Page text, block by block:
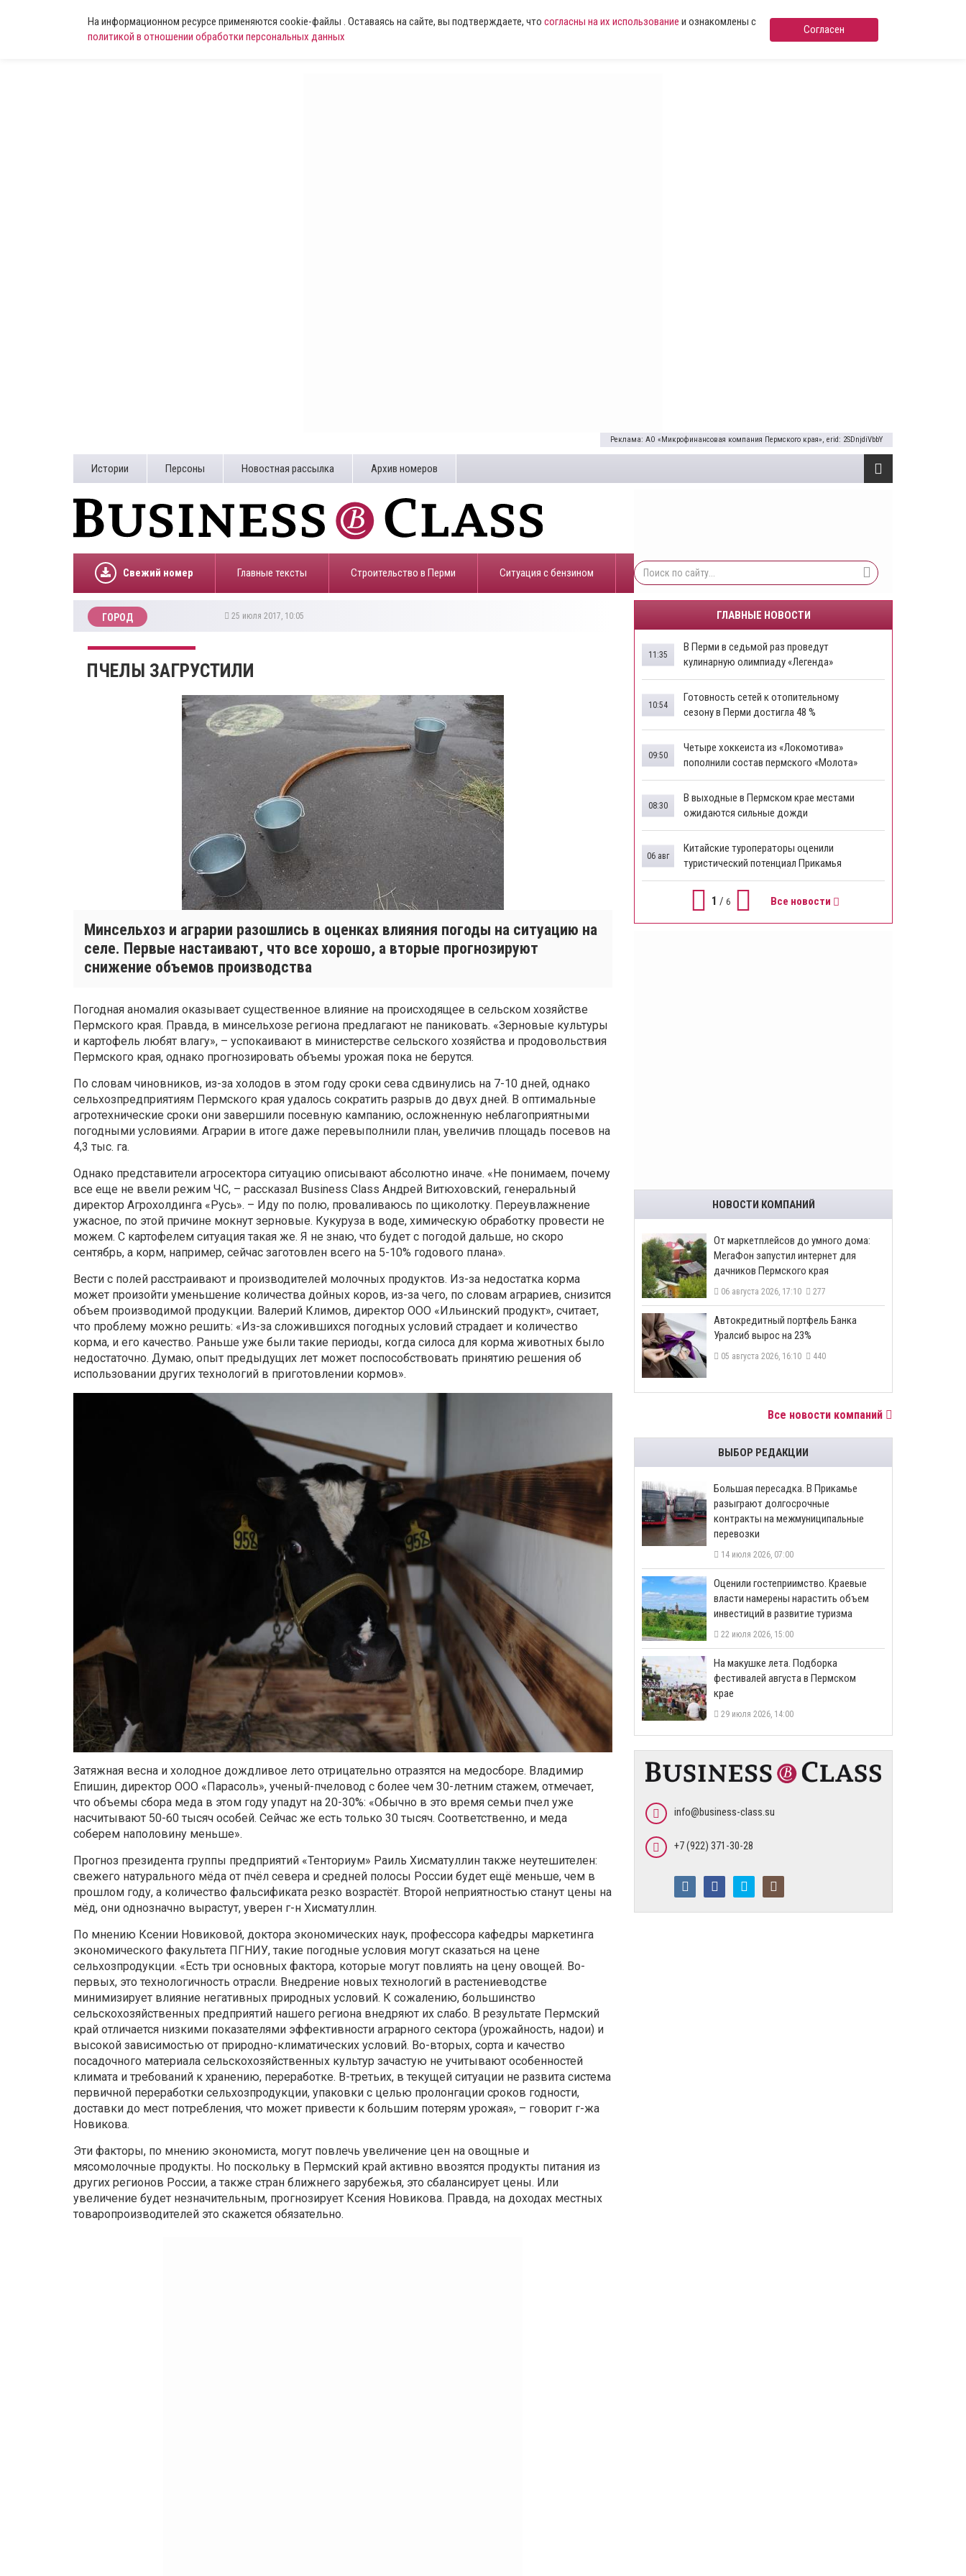
На информационном ресурсе применяются cookie-файлы . Оставаясь на сайте, вы подтверждаете, что согласны на их использование и ознакомлены с
политикой в отношении обработки персональных данных
Согласен
Реклама: АО «Микрофинансовая компания Пермского края», erid: 2SDnjdiVbbY
Истории Персоны Новостная рассылка Архив номеров
Свежий номер Главные тексты Строительство в Перми ​Ситуация с бензином
ГОРОД 25 июля 2017, 10:05
ПЧЕЛЫ ЗАГРУСТИЛИ
Минсельхоз и аграрии разошлись в оценках влияния погоды на ситуацию на
селе. Первые настаивают, что все хорошо, а вторые прогнозируют
снижение объемов производства
Погодная аномалия оказывает существенное влияние на происходящее в сельском хозяйстве
Пермского края. Правда, в минсельхозе региона предлагают не паниковать. «Зерновые культуры
и картофель любят влагу», – успокаивают в министерстве сельского хозяйства и продовольствия
Пермского края, однако прогнозировать объемы урожая пока не берутся.
По словам чиновников, из-за холодов в этом году сроки сева сдвинулись на 7-10 дней, однако
сельхозпредприятиям Пермского края удалось сократить разрыв до двух дней. В оптимальные
агротехнические сроки они завершили посевную кампанию, осложненную неблагоприятными
погодными условиями. Аграрии в итоге даже перевыполнили план, увеличив площадь посевов на
4,3 тыс. га.
Однако представители агросектора ситуацию описывают абсолютно иначе. «Не понимаем, почему
все еще не ввели режим ЧС, – рассказал Business Class Андрей Витюховский, генеральный
директор Агрохолдинга «Русь». – Иду по полю, проваливаюсь по щиколотку. Переувлажнение
ужасное, по этой причине мокнут зерновые. Кукуруза в воде, химическую обработку провести не
можем. С картофелем ситуация такая же. Я не знаю, что будет с погодой дальше, но скоро
сентябрь, а корм, например, сейчас заготовлен всего на 5-10% годового плана».
Вести с полей расстраивают и производителей молочных продуктов. Из-за недостатка корма
может произойти уменьшение количества дойных коров, из-за чего, по словам аграриев, снизится
объем производимой продукции. Валерий Климов, директор ООО «Ильинский продукт», считает,
что проблему можно решить: «Из-за сложившихся погодных условий страдает и количество
корма, и его качество. Раньше уже были такие периоды, когда силоса для корма животных было
недостаточно. Думаю, опыт предыдущих лет может поспособствовать принятию решения об
использовании других технологий в приготовлении кормов».
Затяжная весна и холодное дождливое лето отрицательно отразятся на медосборе. Владимир
Епишин, директор ООО «Парасоль», ученый-пчеловод с более чем 30-летним стажем, отмечает,
что объемы сбора меда в этом году упадут на 20-30%: «Обычно в это время семьи пчел уже
насчитывают 50-60 тысяч особей. Сейчас же есть только 30 тысяч. Соответственно, и меда
соберем наполовину меньше».
Прогноз президента группы предприятий «Тенториум» Раиль Хисматуллин также неутешителен:
свежего натурального мёда от пчёл севера и средней полосы России будет ещё меньше, чем в
прошлом году, а количество фальсификата резко возрастёт. Второй неприятностью станут цены на
мёд, они однозначно вырастут, уверен г-н Хисматуллин.
По мнению Ксении Новиковой, доктора экономических наук, профессора кафедры маркетинга
экономического факультета ПГНИУ, такие погодные условия могут сказаться на цене
сельхозпродукции. «Есть три основных фактора, которые могут повлиять на цену овощей. Во-
первых, это технологичность отрасли. Внедрение новых технологий в растениеводстве
минимизирует влияние негативных природных условий. К сожалению, большинство
сельскохозяйственных предприятий нашего региона внедряют их слабо. В результате Пермский
край отличается низкими показателями эффективности аграрного сектора (урожайность, надои) и
высокой зависимостью от природно-климатических условий. Во-вторых, сорта и качество
посадочного материала сельскохозяйственных культур зачастую не учитывают особенностей
климата и требований к хранению, переработке. В-третьих, в текущей ситуации не развита система
первичной переработки сельхозпродукции, упаковки с целью пролонгации сроков годности,
доставки до мест потребления, что может привести к большим потерям урожая», – говорит г-жа
Новикова.
Эти факторы, по мнению экономиста, могут повлечь увеличение цен на овощные и
мясомолочные продукты. Но поскольку в Пермский край активно ввозятся продукты питания из
других регионов России, а также стран ближнего зарубежья, это сбалансирует цены. Или
увеличение будет незначительным, прогнозирует Ксения Новикова. Правда, на доходах местных
товаропроизводителей это скажется обязательно.
ГЛАВНЫЕ НОВОСТИ
В Перми в седьмой раз проведут
кулинарную олимпиаду «Легенда»
11:35
Готовность сетей к отопительному
сезону в Перми достигла 48 %
10:54
Четыре хоккеиста из «Локомотива»
пополнили состав пермского «Молота»
09:50
В выходные в Пермском крае местами
ожидаются сильные дожди
08:30
Китайские туроператоры оценили
туристический потенциал Прикамья
06 авг
1 / 6 Все новости
НОВОСТИ КОМПАНИЙ
От маркетплейсов до умного дома:
МегаФон запустил интернет для
дачников Пермского края
06 августа 2026, 17:10 277
​Автокредитный портфель Банка
Уралсиб вырос на 23%
05 августа 2026, 16:10 440
Все новости компаний
ВЫБОР РЕДАКЦИИ
Большая пересадка. В Прикамье
разыграют долгосрочные
контракты на межмуниципальные
перевозки
14 июля 2026, 07:00
Оценили гостеприимство. Краевые
власти намерены нарастить объем
инвестиций в развитие туризма
22 июля 2026, 15:00
На макушке лета. Подборка
фестивалей августа в Пермском
крае
29 июля 2026, 14:00
info@business-class.su
+7 (922) 371-30-28